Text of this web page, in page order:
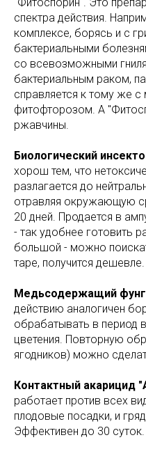
спектра действия.
комплексе, борясь и с
бактериальными
со всевозможными
бактериальным раком,
справляется к тому же с
фитофторозом. А
ржавчины.
Биологический
хорош тем, что
разлагается до
отравляя окружающую
20 дней. Продается в
- так удобнее готовить
большой - можно
таре, получится дешевле.
Медьсодержащий
действию аналогичен
обрабатывать в период
цветения. Повторную
ягодников) можно
Контактный акарицид
работает против всех
плодовые посадки, и
Эффективен до 30 суток.